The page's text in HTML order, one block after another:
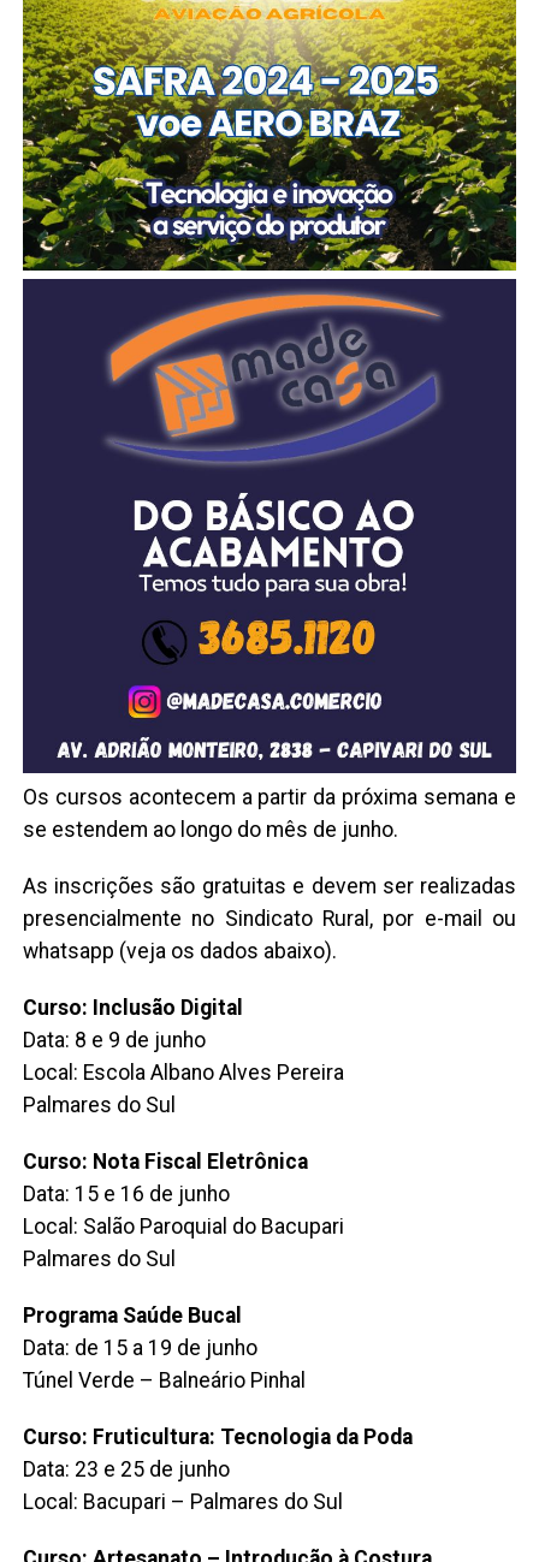
Os cursos acontecem a partir da próxima semana e
se estendem ao longo do mês de junho.
As inscrições são gratuitas e devem ser realizadas
presencialmente no Sindicato Rural, por e-mail ou
whatsapp (veja os dados abaixo).
Curso: Inclusão Digital
Data: 8 e 9 de junho
Local: Escola Albano Alves Pereira
Palmares do Sul
Curso: Nota Fiscal Eletrônica
Data: 15 e 16 de junho
Local: Salão Paroquial do Bacupari
Palmares do Sul
Programa Saúde Bucal
Data: de 15 a 19 de junho
Túnel Verde – Balneário Pinhal
Curso: Fruticultura: Tecnologia da Poda
Data: 23 e 25 de junho
Local: Bacupari – Palmares do Sul